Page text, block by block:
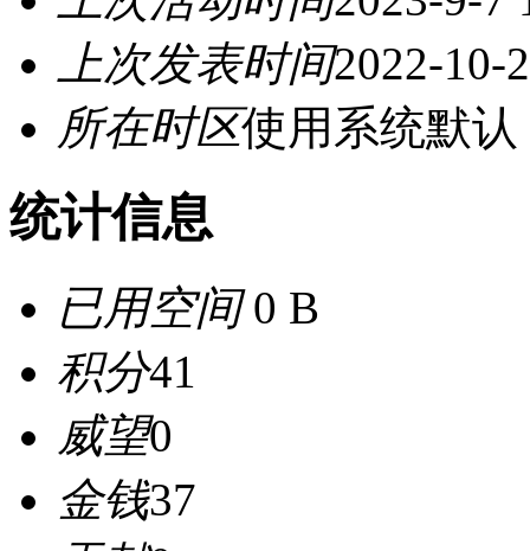
上次发表时间2022-10-
所在时区使用系统默认
统计信息
已用空间0 B
积分41
威望0
金钱37